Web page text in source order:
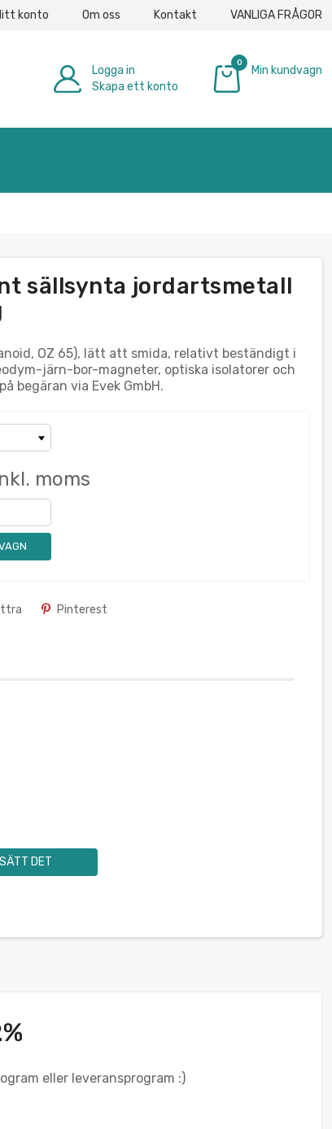
konto Om oss Kontakt VANLIGA FRÅGOR
Logga in
Skapa ett konto
0
Min kundvagn
sällsynta jordartsmetall
OZ 65), lätt att smida, relativt beständigt i
järn-bor-magneter, optiska isolatorer och
begäran via Evek GmbH.
moms
Pinterest
DET
eller leveransprogram :)